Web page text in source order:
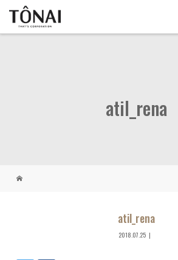
atil_rena
atil_rena
2018.07.25